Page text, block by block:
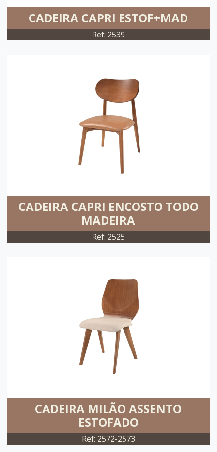
CADEIRA CAPRI ESTOF+MAD
Ref: 2539
CADEIRA CAPRI ENCOSTO TODO
MADEIRA
Ref: 2525
CADEIRA MILÃO ASSENTO
ESTOFADO
Ref: 2572-2573